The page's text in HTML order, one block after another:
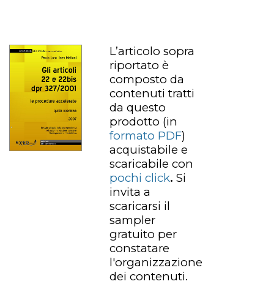
L’articolo sopra
riportato è
composto da
contenuti tratti
da questo
prodotto (in
formato PDF)
acquistabile e
scaricabile con
pochi click. Si
invita a
scaricarsi il
sampler
gratuito per
constatare
l'organizzazione
dei contenuti.